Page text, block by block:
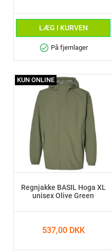
LÆG I KURVEN
check_circle På fjernlager
Regnjakke BASIL Hoga XL
unisex Olive Green
537,00 DKK
KUN ONLINE